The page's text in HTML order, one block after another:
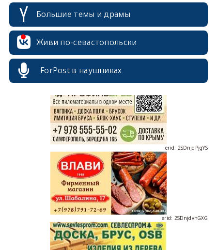
Большие темы и драмы
Живи по-севастопольски
ForPost в наушниках
erid: 2SDnjdvhGXG